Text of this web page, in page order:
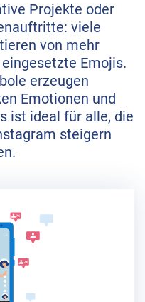
Projekte oder
viele
von mehr
Emojis.
erzeugen
Emotionen und
ist ideal für alle, die
steigern